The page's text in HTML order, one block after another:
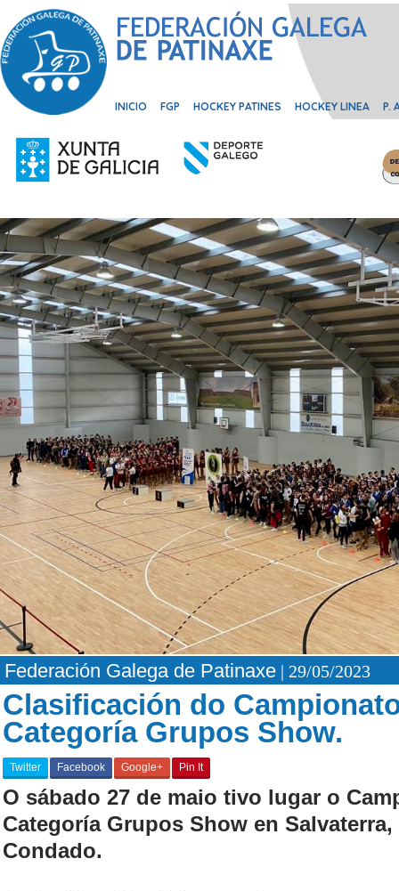
INICIO FGP HOCKEY PATINES HOCKEY LINEA P.
Federación Galega de Patinaxe | 29/05/2023
Clasificación do
Categoría Grupos Show.
Twitter Facebook Google+ Pin It
O sábado 27 de maio tivo lugar o
Categoría Grupos Show en
Condado.